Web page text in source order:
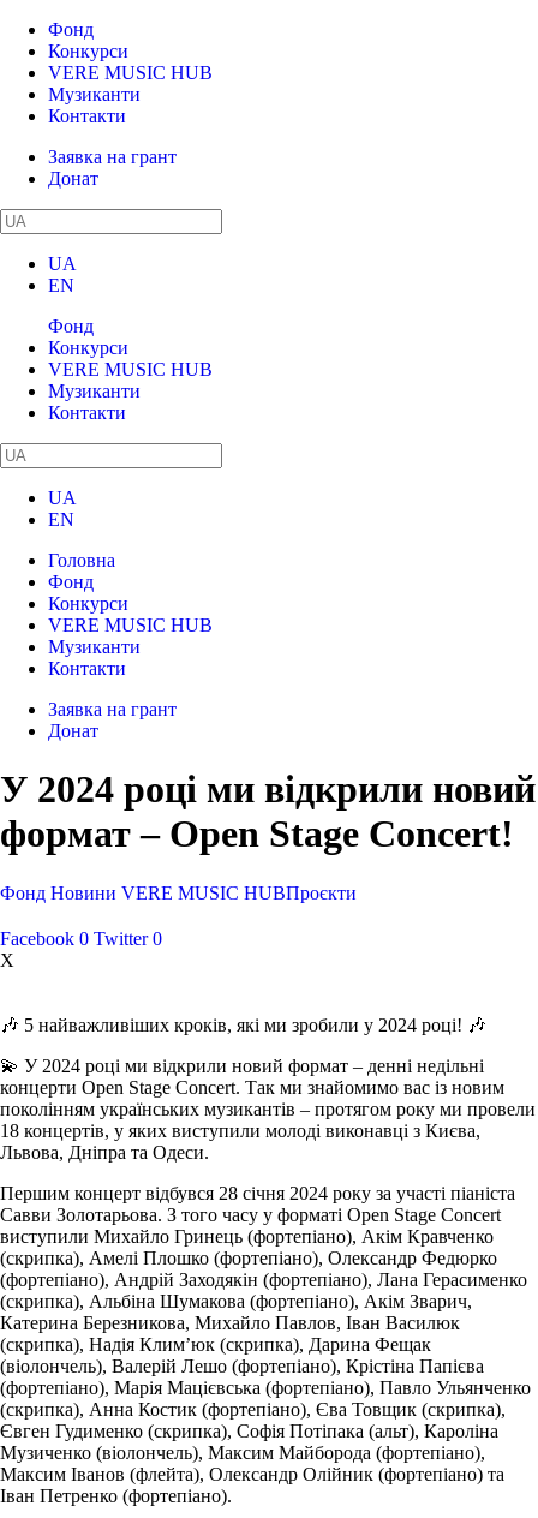
Фонд
Конкурси
VERE MUSIC HUB
Музиканти
Контакти
Заявка на грант
Донат
UA
EN
Фонд
Конкурси
VERE MUSIC HUB
Музиканти
Контакти
UA
EN
Головна
Фонд
Конкурси
VERE MUSIC HUB
Музиканти
Контакти
Заявка на грант
Донат
У 2024 році ми відкрили новий
формат – Open Stage Concert!
Фонд Новини VERE MUSIC HUBПроєкти
Facebook 0 Twitter 0
X
🎶 5 найважливіших кроків, які ми зробили у 2024 році! 🎶
💫 У 2024 році ми відкрили новий формат – денні недільні
концерти Open Stage Concert. Так ми знайомимо вас із новим
поколінням українських музикантів – протягом року ми провели
18 концертів, у яких виступили молоді виконавці з Києва,
Львова, Дніпра та Одеси.
Першим концерт відбувся 28 січня 2024 року за участі піаніста
Савви Золотарьова. З того часу у форматі Open Stage Concert
виступили Михайло Гринець (фортепіано), Акім Кравченко
(скрипка), Амелі Плошко (фортепіано), Олександр Федюрко
(фортепіано), Андрій Заходякін (фортепіано), Лана Герасименко
(скрипка), Альбіна Шумакова (фортепіано), Акім Зварич,
Катерина Березникова, Михайло Павлов, Іван Василюк
(скрипка), Надія Климʼюк (скрипка), Дарина Фещак
(віолончель), Валерій Лешо (фортепіано), Крістіна Папієва
(фортепіано), Марія Мацієвська (фортепіано), Павло Ульянченко
(скрипка), Анна Костик (фортепіано), Єва Товщик (скрипка),
Євген Гудименко (скрипка), Софія Потіпака (альт), Кароліна
Музиченко (віолончель), Максим Майборода (фортепіано),
Максим Іванов (флейта), Олександр Олійник (фортепіано) та
Іван Петренко (фортепіано).